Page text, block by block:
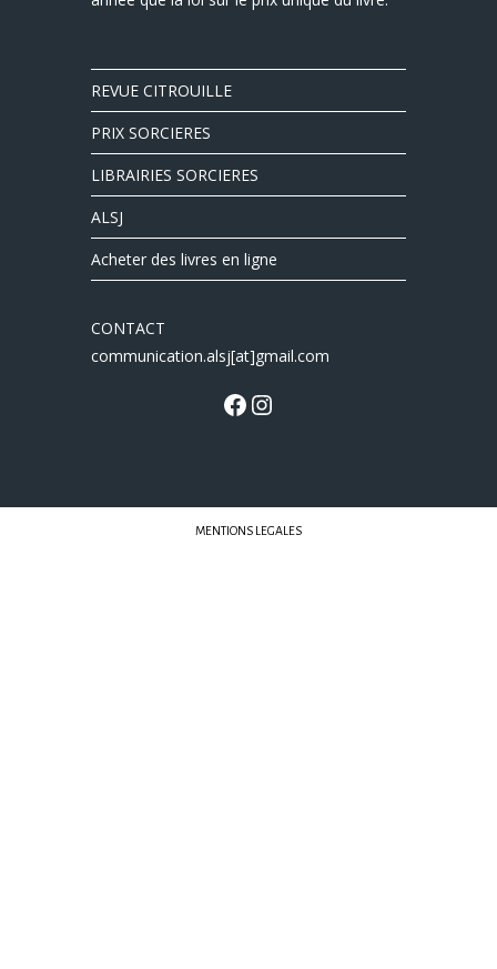
REVUE CITROUILLE
PRIX SORCIERES
LIBRAIRIES SORCIERES
ALSJ
Acheter des livres en ligne
CONTACT
communication.alsj[at]gmail.com
MENTIONS LEGALES